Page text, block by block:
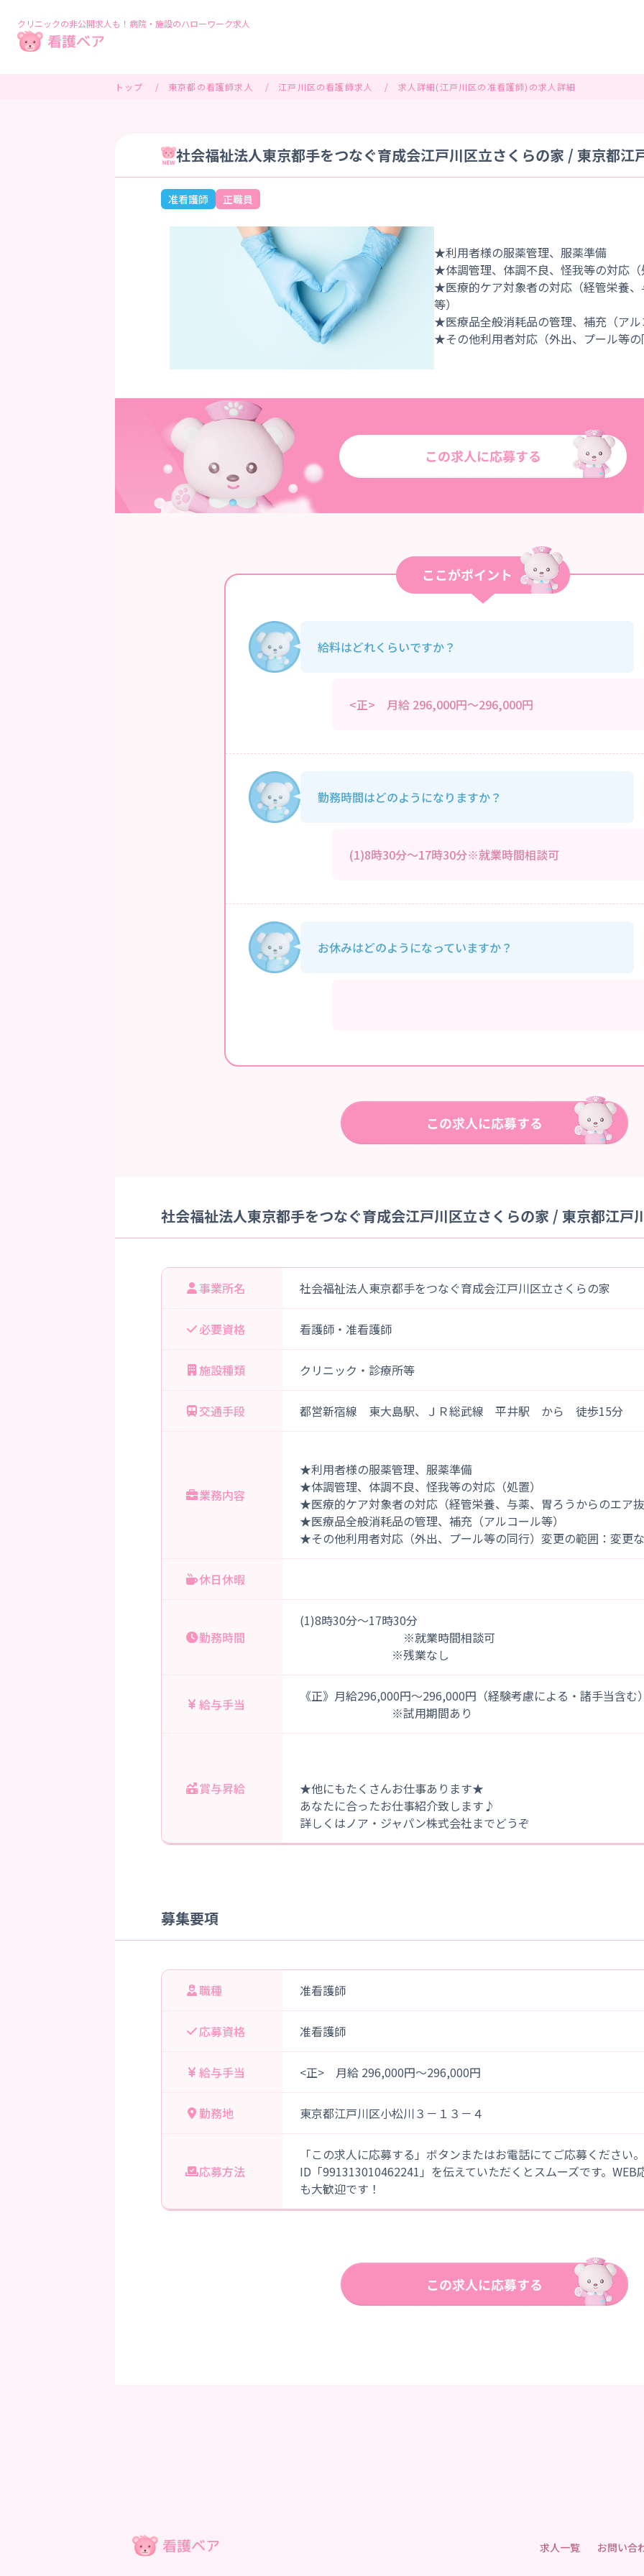
クリニックの非公開求人も！病院・施設のハローワーク求人
トップ 東京都の看護師求人 江戸川区の看護師求人 求人詳細(江戸川区の准看護師)の求人詳細
社会福祉法人東京都手をつなぐ育成会江戸川区立さくらの家 / 東京都江
准看護師 正職員
★利用者様の服薬管理、服薬準備
★体調管理、体調不良、怪我等の対応
★医療的ケア対象者の対応（経管栄養
等）
★医療品全般消耗品の管理、補充（ア
給料はどれくらいですか？
<正> 月給 296,000円～296,000円
勤務時間はどのようになりますか？
(1)8時30分～17時30分※就業時間相談可
お休みはどのようになっていますか？
社会福祉法人東京都手をつなぐ育成会江戸川区立さくらの家 / 東京都江戸
事業所名 社会福祉法人東京都手をつなぐ育成会江戸川区立さくらの家
必要資格 看護師・准看護師
施設種類 クリニック・診療所等
交通手段 都営新宿線 東大島駅、ＪＲ総武線 平井駅 から 徒歩15分
業務内容
★利用者様の服薬管理、服薬準備
★体調管理、体調不良、怪我等の対応（処置）
★医療的ケア対象者の対応（経管栄養、与薬、胃ろうからのエア
★医療品全般消耗品の管理、補充（アルコール等）
★その他利用者対応（外出、プール等の同行）変更の範囲：変更
休日休暇
勤務時間
(1)8時30分～17時30分
※就業時間相談可
※残業なし
給与手当
《正》月給296,000円～296,000円（経験考慮による・諸手当含む
※試用期間あり
賞与昇給
★他にもたくさんお仕事あります★
あなたに合ったお仕事紹介致します♪
詳しくはノア・ジャパン株式会社までどうぞ
募集要項
職種 准看護師
応募資格 准看護師
給与手当 <正> 月給 296,000円～296,000円
勤務地 東京都江戸川区小松川３－１３－４
応募方法
「この求人に応募する」ボタンまたはお電話にてご応募ください
ID「991313010462241」を伝えていただくとスムーズです。WEB
も大歓迎です！
求人一覧 お問い合